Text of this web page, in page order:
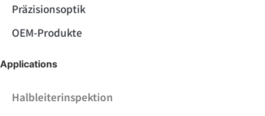
Präzisionsoptik
OEM-Produkte
Applications
Halbleiterinspektion